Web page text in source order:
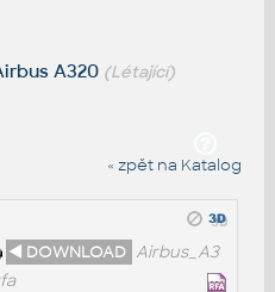
A320 (Létající)
« zpět na Katalog
◄ DOWNLOAD Airbus_A3